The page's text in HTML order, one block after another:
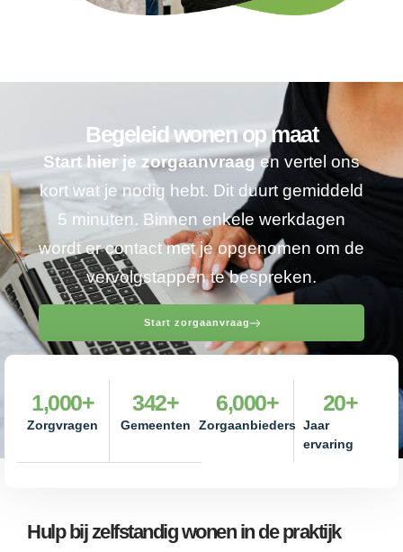
Begeleid wonen op maat
Start hier je zorgaanvraagen vertel ons
kort wat je nodig hebt. Dit duurt gemiddeld
5 minuten. Binnen enkele werkdagen
wordt er contact met je opgenomen om de
vervolgstappen te bespreken.
Start zorgaanvraag
Zorgvragen
1,000+
Gemeenten
342+
Zorgaanbieders
6,000+
Jaar
ervaring
20+
Hulp bij zelfstandig wonen in de praktijk